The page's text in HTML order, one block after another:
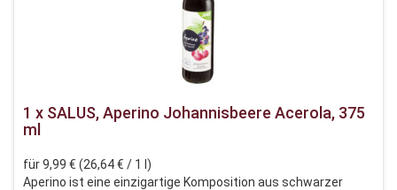
1 x SALUS, Aperino Johannisbeere Acerola, 375
ml
für 9,99 € (26,64 € / 1 l)
Aperino ist eine einzigartige Komposition aus schwarzer